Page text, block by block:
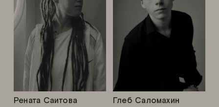
Рената Саитова Глеб Саломахин